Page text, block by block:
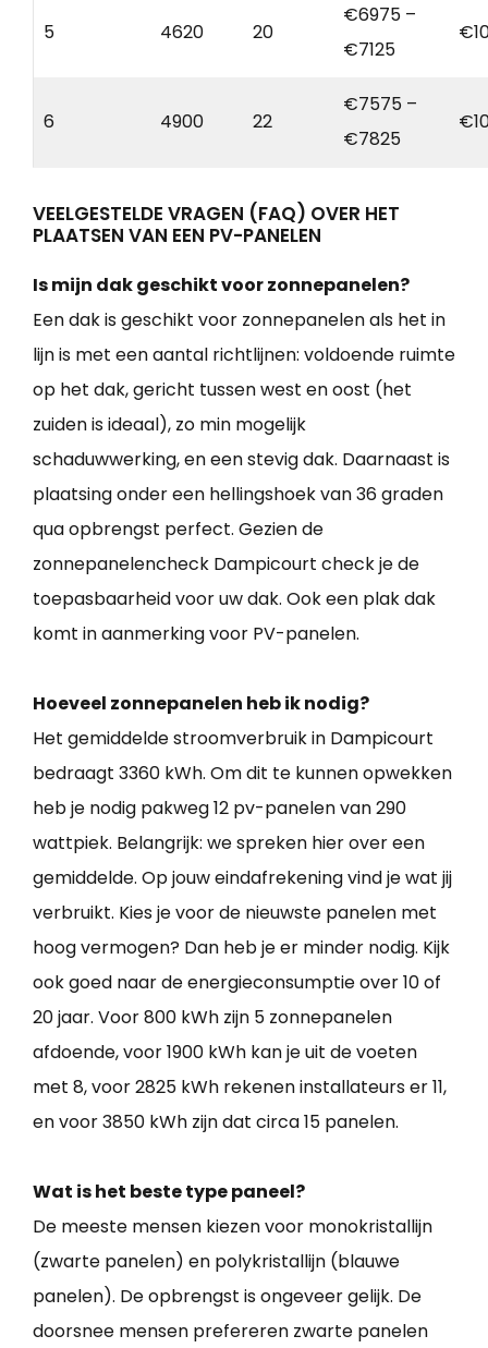
5 4620 20
€6975 –
€7125
6 4900 22
€7575 –
€7825
VEELGESTELDE VRAGEN (FAQ) OVER HET
PLAATSEN VAN EEN PV-PANELEN
Is mijn dak geschikt voor zonnepanelen?
Een dak is geschikt voor zonnepanelen als het in
lijn is met een aantal richtlijnen: voldoende ruimte
op het dak, gericht tussen west en oost (het
zuiden is ideaal), zo min mogelijk
schaduwwerking, en een stevig dak. Daarnaast is
plaatsing onder een hellingshoek van 36 graden
qua opbrengst perfect. Gezien de
zonnepanelencheck Dampicourt check je de
toepasbaarheid voor uw dak. Ook een plak dak
komt in aanmerking voor PV-panelen.
Hoeveel zonnepanelen heb ik nodig?
Het gemiddelde stroomverbruik in Dampicourt
bedraagt 3360 kWh. Om dit te kunnen opwekken
heb je nodig pakweg 12 pv-panelen van 290
wattpiek. Belangrijk: we spreken hier over een
gemiddelde. Op jouw eindafrekening vind je wat jij
verbruikt. Kies je voor de nieuwste panelen met
hoog vermogen? Dan heb je er minder nodig. Kijk
ook goed naar de energieconsumptie over 10 of
20 jaar. Voor 800 kWh zijn 5 zonnepanelen
afdoende, voor 1900 kWh kan je uit de voeten
met 8, voor 2825 kWh rekenen installateurs er 11,
en voor 3850 kWh zijn dat circa 15 panelen.
Wat is het beste type paneel?
De meeste mensen kiezen voor monokristallijn
(zwarte panelen) en polykristallijn (blauwe
panelen). De opbrengst is ongeveer gelijk. De
doorsnee mensen prefereren zwarte panelen